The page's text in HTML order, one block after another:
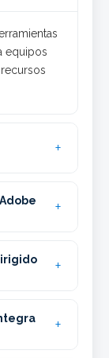
equipos